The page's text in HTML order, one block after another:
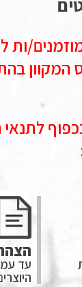
לתנאי
עד